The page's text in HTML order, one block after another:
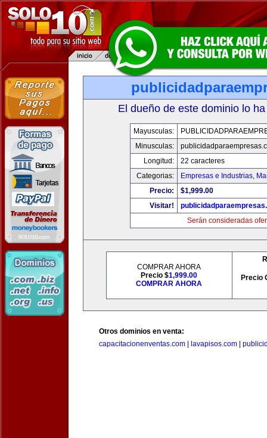
El dueño de este dominio lo
Mayusculas:
Minusculas:
Longitud:
22 caracteres
Categorias:
Empresas e Industrias,
Precio:
$1,999.00
Visitar!
Serán consideradas
COMPRAR AHORA
Precio $1,999.00
COMPRAR AHORA
Precio
Otros dominios en venta:
capacitacionenventas.com
lavapisos.com